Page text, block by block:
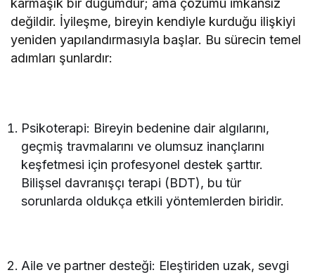
karmaşık bir düğümdür; ama çözümü imkânsız
değildir. İyileşme, bireyin kendiyle kurduğu ilişkiyi
yeniden yapılandırmasıyla başlar. Bu sürecin temel
adımları şunlardır:
Psikoterapi: Bireyin bedenine dair algılarını,
geçmiş travmalarını ve olumsuz inançlarını
keşfetmesi için profesyonel destek şarttır.
Bilişsel davranışçı terapi (BDT), bu tür
sorunlarda oldukça etkili yöntemlerden biridir.
Aile ve partner desteği: Eleştiriden uzak, sevgi